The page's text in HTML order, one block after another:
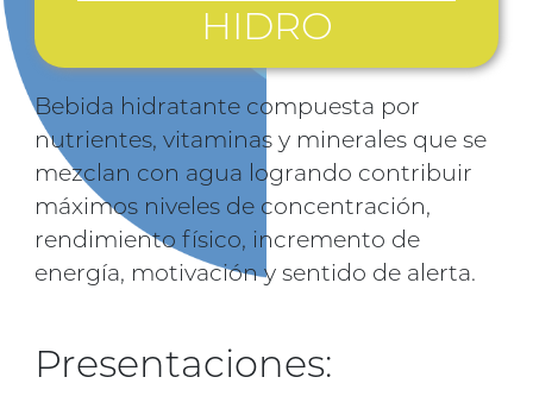
HIDRO
Bebida hidratante compuesta por
nutrientes, vitaminas y minerales que se
mezclan con agua logrando contribuir
máximos niveles de concentración,
rendimiento físico, incremento de
energía, motivación y sentido de alerta.
Presentaciones: